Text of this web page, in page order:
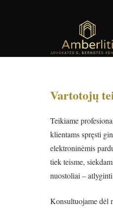
Vartotojų
Teikiame
klientams spręsti
elektroninėmis
tiek teisme,
nuostoliai –
Konsultuojame dėl